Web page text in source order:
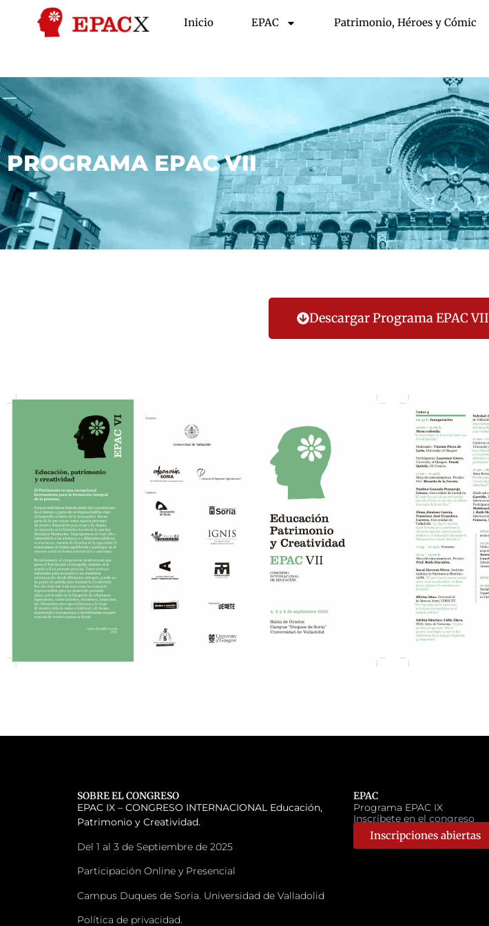
Inicio EPAC Patrimonio, Héroes y Cómic
PROGRAMA EPAC VII
Descargar Programa EPAC VII
SOBRE EL CONGRESO
EPAC IX – CONGRESO INTERNACIONAL Educación,
Patrimonio y Creatividad.
Del 1 al 3 de Septiembre de 2025
Participación Online y Presencial
Campus Duques de Soria. Universidad de Valladolid
Política de privacidad.
EPAC
Programa EPAC IX
Inscríbete en el congreso
Inscripciones abiertas